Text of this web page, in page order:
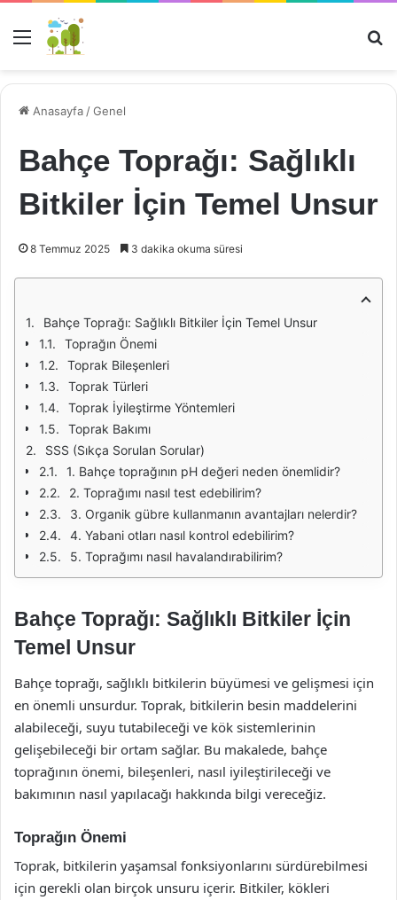
Menü
Anasayfa /Genel
Bahçe Toprağı: Sağlıklı
Bitkiler İçin Temel Unsur
8 Temmuz 2025 3 dakika okuma süresi
Bahçe Toprağı: Sağlıklı Bitkiler İçin Temel Unsur
Toprağın Önemi
Toprak Bileşenleri
Toprak Türleri
Toprak İyileştirme Yöntemleri
Toprak Bakımı
SSS (Sıkça Sorulan Sorular)
1. Bahçe toprağının pH değeri neden önemlidir?
2. Toprağımı nasıl test edebilirim?
3. Organik gübre kullanmanın avantajları nelerdir?
4. Yabani otları nasıl kontrol edebilirim?
5. Toprağımı nasıl havalandırabilirim?
Bahçe Toprağı: Sağlıklı Bitkiler İçin
Temel Unsur
Bahçe toprağı, sağlıklı bitkilerin büyümesi ve gelişmesi için
en önemli unsurdur. Toprak, bitkilerin besin maddelerini
alabileceği, suyu tutabileceği ve kök sistemlerinin
gelişebileceği bir ortam sağlar. Bu makalede, bahçe
toprağının önemi, bileşenleri, nasıl iyileştirileceği ve
bakımının nasıl yapılacağı hakkında bilgi vereceğiz.
Toprağın Önemi
Toprak, bitkilerin yaşamsal fonksiyonlarını sürdürebilmesi
için gerekli olan birçok unsuru içerir. Bitkiler, kökleri